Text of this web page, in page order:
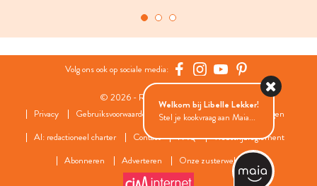
Volg ons ook op sociale media:
© 2026 - Roularta Media Group
Privacy
Gebruiksvoorwaarden Cookies
Cookies instellingen
AI: redactioneel charter
Contact FAQ
Wedstrijdreglement
Abonneren
Adverteren Onze zusterwebsites
Welkom bij Libelle Lekker!
Stel je kookvraag aan Maia...